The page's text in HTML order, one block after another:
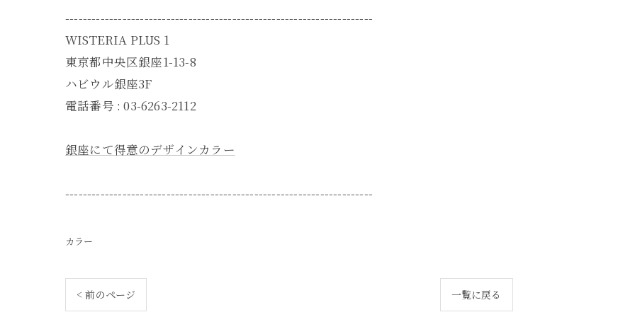
----------------------------------------------------------------------
WISTERIA PLUS 1
東京都中央区銀座1-13-8
ハビウル銀座3F
電話番号 : 03-6263-2112
銀座にて得意のデザインカラー
----------------------------------------------------------------------
カラー
< 前のページ 一覧に戻る